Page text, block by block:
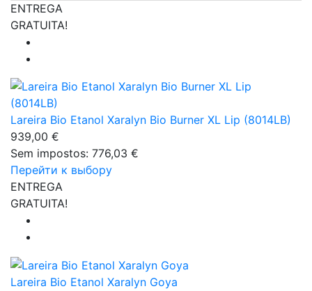
ENTREGA
GRATUITA!
Lareira Bio Etanol Xaralyn Bio Burner XL Lip (8014LB)
939,00 €
Sem impostos: 776,03 €
Перейти к выбору
ENTREGA
GRATUITA!
Lareira Bio Etanol Xaralyn Goya